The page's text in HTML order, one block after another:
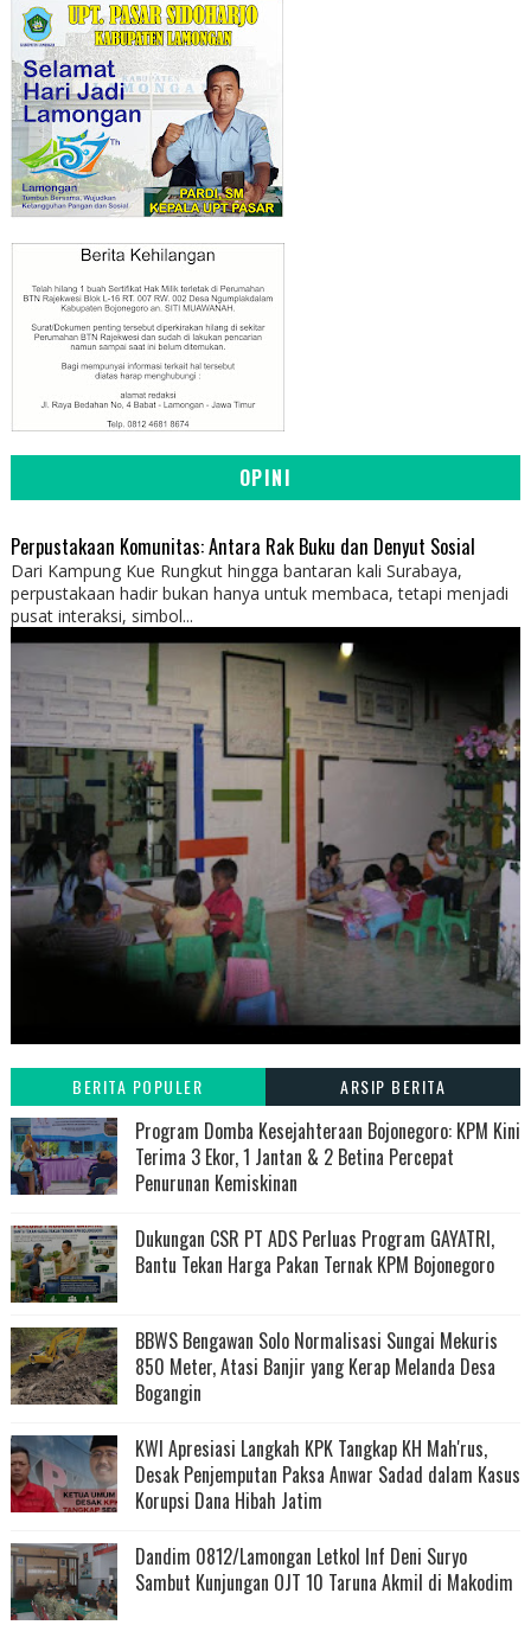
OPINI
Perpustakaan Komunitas: Antara Rak Buku dan Denyut Sosial
Dari Kampung Kue Rungkut hingga bantaran kali Surabaya,
perpustakaan hadir bukan hanya untuk membaca, tetapi menjadi
pusat interaksi, simbol...
BERITA POPULER ARSIP BERITA
Program Domba Kesejahteraan Bojonegoro: KPM Kini
Terima 3 Ekor, 1 Jantan & 2 Betina Percepat
Penurunan Kemiskinan
Dukungan CSR PT ADS Perluas Program GAYATRI,
Bantu Tekan Harga Pakan Ternak KPM Bojonegoro
BBWS Bengawan Solo Normalisasi Sungai Mekuris
850 Meter, Atasi Banjir yang Kerap Melanda Desa
Bogangin
KWI Apresiasi Langkah KPK Tangkap KH Mah'rus,
Desak Penjemputan Paksa Anwar Sadad dalam Kasus
Korupsi Dana Hibah Jatim
Dandim 0812/Lamongan Letkol Inf Deni Suryo
Sambut Kunjungan OJT 10 Taruna Akmil di Makodim